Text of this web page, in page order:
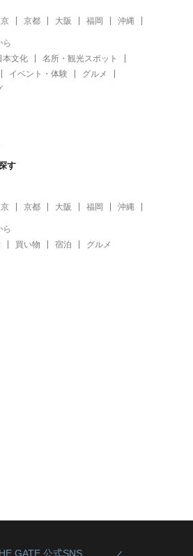
京都 大阪 福岡 沖縄
ら
本文化
名所・観光スポット
イベント・体験
グルメ
す
京都 大阪 福岡 沖縄
ら
買い物 宿泊 グルメ
GATE 公式SNS